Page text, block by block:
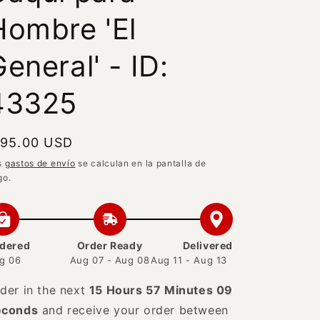
'El
- ID:
USD
gastos de envío se calculan en la pantalla de
06
Order Ready
Aug 07 - Aug 08
Delivered
Aug 11 - Aug 13
in the next 15 Hours 57 Minutes 08
and receive your order between